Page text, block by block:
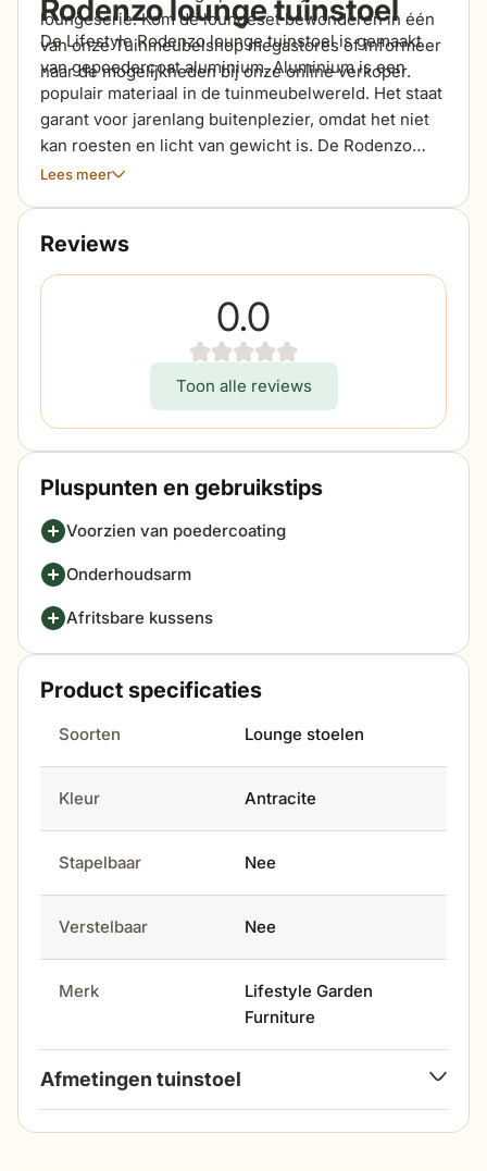
loungeserie. Kom de loungeset bewonderen in één
van onze Tuinmeubelshop megastores of informeer
naar de mogelijkheden bij onze online verkoper.
Rodenzo lounge tuinstoel
De Lifestyle Rodenzo lounge tuinstoel is gemaakt
van gepoedercoat aluminium. Aluminium is een
populair materiaal in de tuinmeubelwereld. Het staat
garant voor jarenlang buitenplezier, omdat het niet
kan roesten en licht van gewicht is. De Rodenzo
loungestoel is dus makkelijk te verplaatsen op jouw
een coating die de kussens water- en vuilafstotend
maakt.
Lees meer
Reviews
0.0
Toon alle reviews
Pluspunten en gebruikstips
Voorzien van poedercoating
Onderhoudsarm
Afritsbare kussens
Product specificaties
Soorten Lounge stoelen
Kleur Antracite
Stapelbaar Nee
Verstelbaar Nee
Merk
Lifestyle Garden
Furniture
Afmetingen tuinstoel